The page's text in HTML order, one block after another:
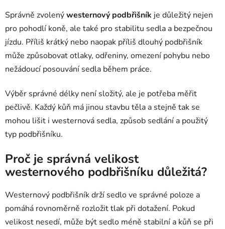
Správně zvolenýwesternový podbřišník je důležitý nejen
pro pohodlí koně, ale také pro stabilitu sedla a bezpečnou
jízdu. Příliš krátký nebo naopak příliš dlouhý podbřišník
může způsobovat otlaky, odřeniny, omezení pohybu nebo
nežádoucí posouvání sedla během práce.
Výběr správné délky není složitý, ale je potřeba měřit
pečlivě. Každý kůň má jinou stavbu těla a stejně tak se
mohou lišit i westernová sedla, způsob sedlání a použitý
typ podbřišníku.
Proč je správná velikost
westernového podbřišníku důležitá?
Westernový podbřišník drží sedlo ve správné poloze a
pomáhá rovnoměrně rozložit tlak při dotažení. Pokud
velikost nesedí, může být sedlo méně stabilní a kůň se při